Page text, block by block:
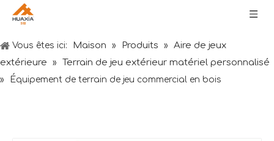
Vous êtes ici: Maison » Produits »
Aire de jeux
extérieure
» Terrain de jeu extérieur matériel personnalisé
» Équipement de terrain de jeu commercial en bois